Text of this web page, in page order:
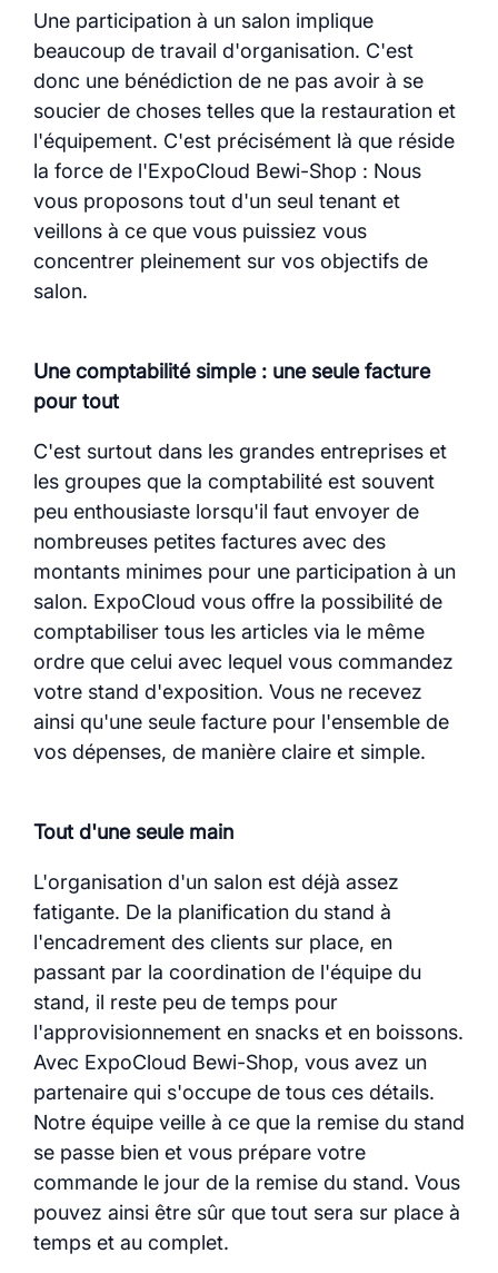
Une participation à un salon implique
beaucoup de travail d'organisation. C'est
donc une bénédiction de ne pas avoir à se
soucier de choses telles que la restauration et
l'équipement. C'est précisément là que réside
la force de l'ExpoCloud Bewi-Shop : Nous
vous proposons tout d'un seul tenant et
veillons à ce que vous puissiez vous
concentrer pleinement sur vos objectifs de
salon.
Une comptabilité simple : une seule facture
pour tout
C'est surtout dans les grandes entreprises et
les groupes que la comptabilité est souvent
peu enthousiaste lorsqu'il faut envoyer de
nombreuses petites factures avec des
montants minimes pour une participation à un
salon. ExpoCloud vous offre la possibilité de
comptabiliser tous les articles via le même
ordre que celui avec lequel vous commandez
votre stand d'exposition. Vous ne recevez
ainsi qu'une seule facture pour l'ensemble de
vos dépenses, de manière claire et simple.
Tout d'une seule main
L'organisation d'un salon est déjà assez
fatigante. De la planification du stand à
l'encadrement des clients sur place, en
passant par la coordination de l'équipe du
stand, il reste peu de temps pour
l'approvisionnement en snacks et en boissons.
Avec ExpoCloud Bewi-Shop, vous avez un
partenaire qui s'occupe de tous ces détails.
Notre équipe veille à ce que la remise du stand
se passe bien et vous prépare votre
commande le jour de la remise du stand. Vous
pouvez ainsi être sûr que tout sera sur place à
temps et au complet.